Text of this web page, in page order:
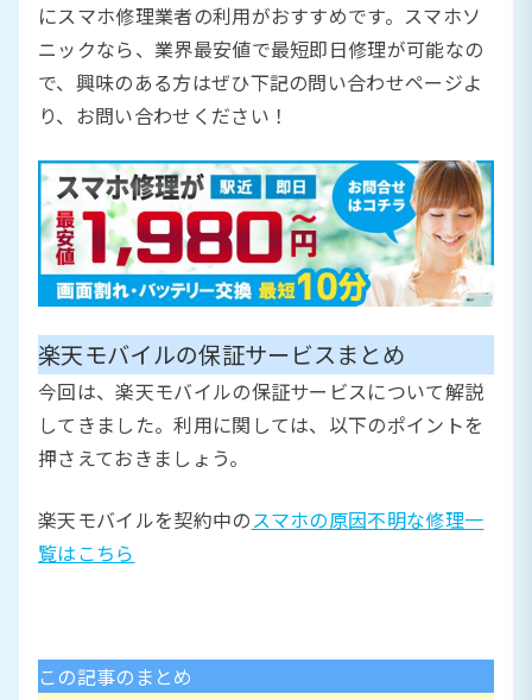
にスマホ修理業者の利用がおすすめです。スマホソ
ニックなら、業界最安値で最短即日修理が可能なの
で、興味のある方はぜひ下記の問い合わせページよ
り、お問い合わせください！
楽天モバイルの保証サービスまとめ
今回は、楽天モバイルの保証サービスについて解説
してきました。利用に関しては、以下のポイントを
押さえておきましょう。
楽天モバイルを契約中のスマホの原因不明な修理一
覧はこちら
この記事のまとめ